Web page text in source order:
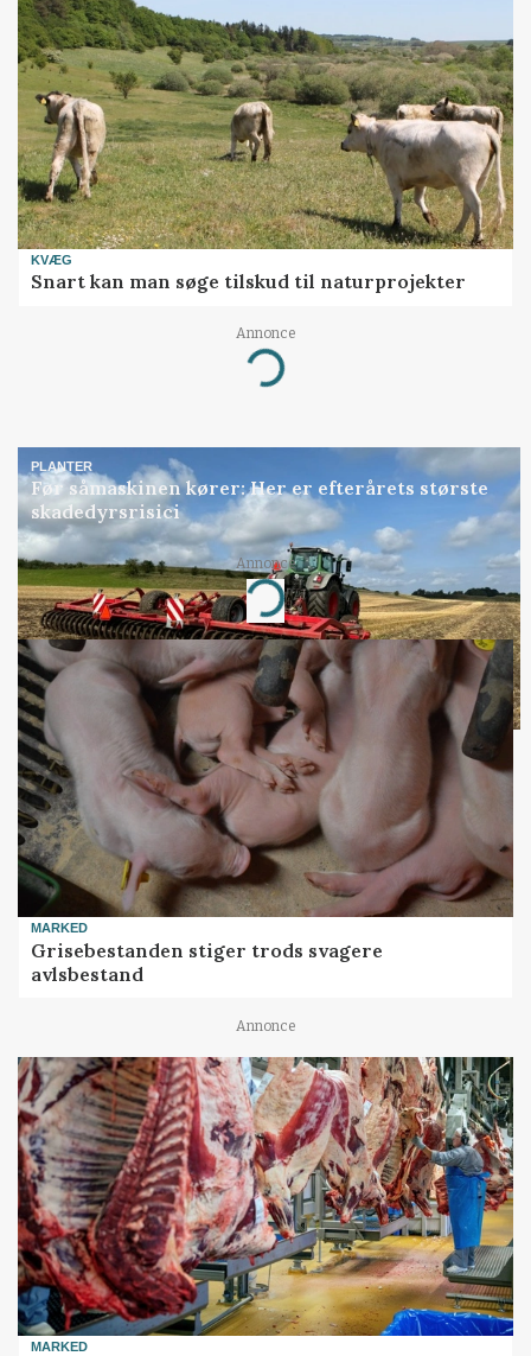
KVÆG
Snart kan man søge tilskud til naturprojekter
Annonce
Loading...
PLANTER
Før såmaskinen kører: Her er efterårets største
skadedyrsrisici
Annonce
Loading...
MARKED
Grisebestanden stiger trods svagere
avlsbestand
Annonce
MARKED